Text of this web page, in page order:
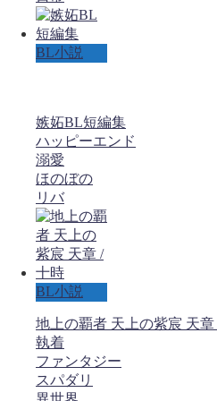
BL小説
嫉妬BL短編集
ハッピーエンド
溺愛
ほのぼの
リバ
BL小説
地上の覇者 天上の紫宸 天章
執着
ファンタジー
スパダリ